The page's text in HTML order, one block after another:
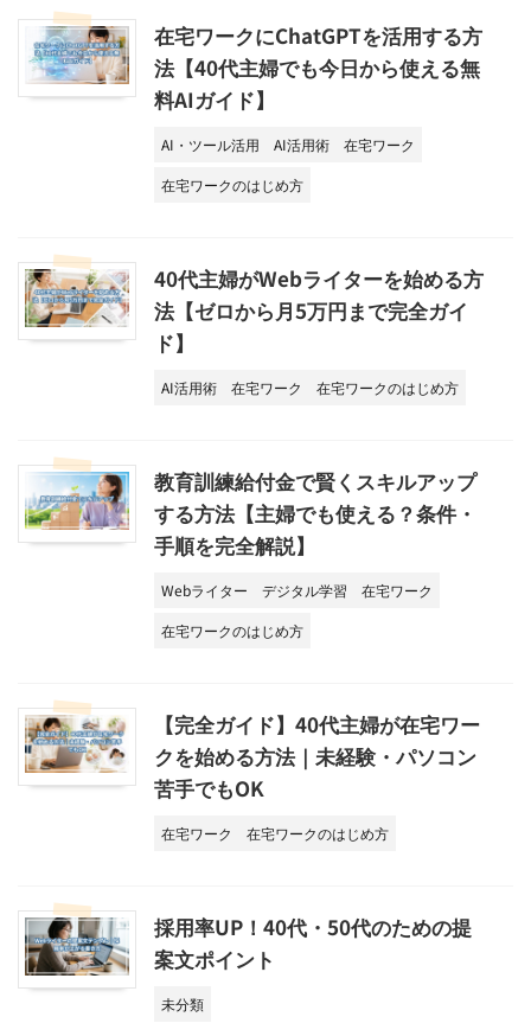
在宅ワークにChatGPTを活用する方
法【40代主婦でも今日から使える無
料AIガイド】
AI・ツール活用 AI活用術
在宅ワーク
在宅ワークのはじめ方
40代主婦がWebライターを始める方
法【ゼロから月5万円まで完全ガイ
ド】
AI活用術 在宅ワーク 在宅ワークのはじめ方
教育訓練給付金で賢くスキルアップ
する方法【主婦でも使える？条件・
手順を完全解説】
Webライター デジタル学習
在宅ワーク
在宅ワークのはじめ方
【完全ガイド】40代主婦が在宅ワー
クを始める方法｜未経験・パソコン
苦手でもOK
在宅ワーク 在宅ワークのはじめ方
採用率UP！40代・50代のための提
案文ポイント
未分類